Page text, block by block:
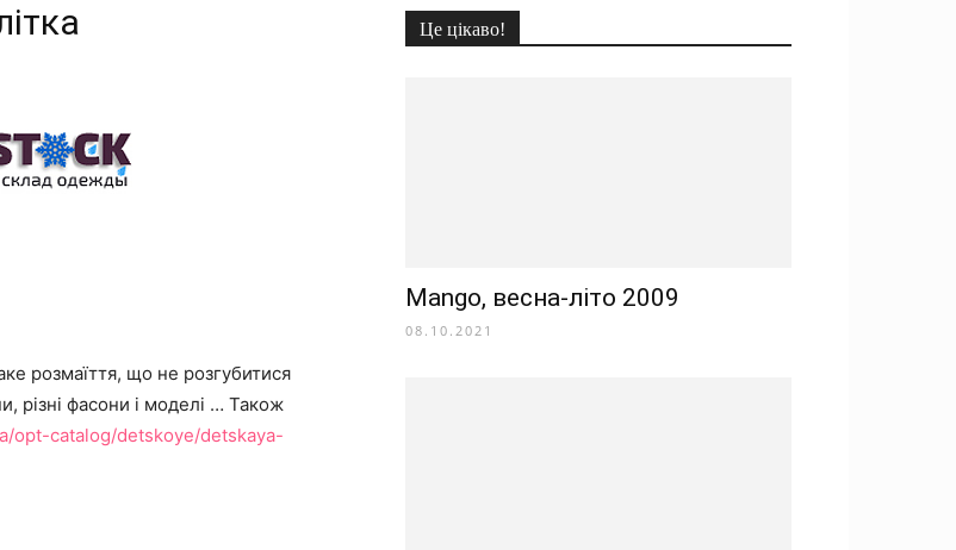
розмаїття, що не розгубитися
різні фасони і моделі … Також
opt-catalog/detskoye/detskaya-
Це цікаво!
Mango, весна-літо 2009
08.10.2021